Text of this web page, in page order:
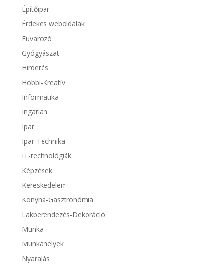
Építőipar
Érdekes weboldalak
Fuvarozó
Gyógyászat
Hirdetés
Hobbi-Kreatív
Informatika
Ingatlan
Ipar
Ipar-Technika
IT-technológiák
Képzések
Kereskedelem
Konyha-Gasztronómia
Lakberendezés-Dekoráció
Munka
Munkahelyek
Nyaralás